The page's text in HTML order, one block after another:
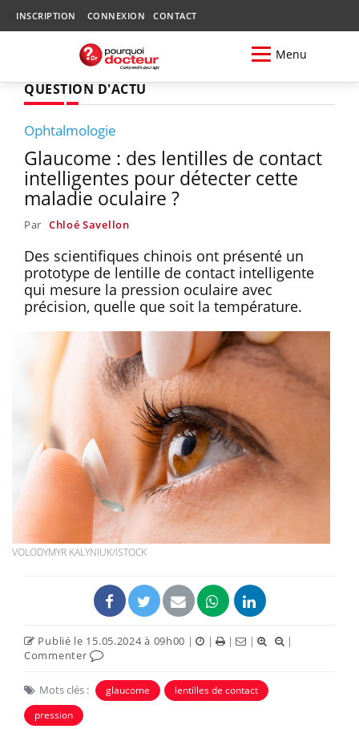
INSCRIPTION CONNEXION CONTACT
Menu
QUESTION D'ACTU
Ophtalmologie
Glaucome : des lentilles de contact
intelligentes pour détecter cette
maladie oculaire ?
Par Chloé Savellon
Des scientifiques chinois ont présenté un
prototype de lentille de contact intelligente
qui mesure la pression oculaire avec
précision, quelle que soit la température.
VOLODYMYR KALYNIUK/ISTOCK
Publié le 15.05.2024 à 09h00 | | | |
|
Commenter
Mots clés : glaucome
lentilles de contact
pression